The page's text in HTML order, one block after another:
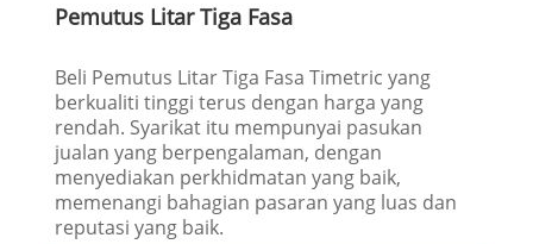
Pemutus Litar Tiga Fasa
Beli Pemutus Litar Tiga Fasa Timetric yang
berkualiti tinggi terus dengan harga yang
rendah. Syarikat itu mempunyai pasukan
jualan yang berpengalaman, dengan
menyediakan perkhidmatan yang baik,
memenangi bahagian pasaran yang luas dan
reputasi yang baik.